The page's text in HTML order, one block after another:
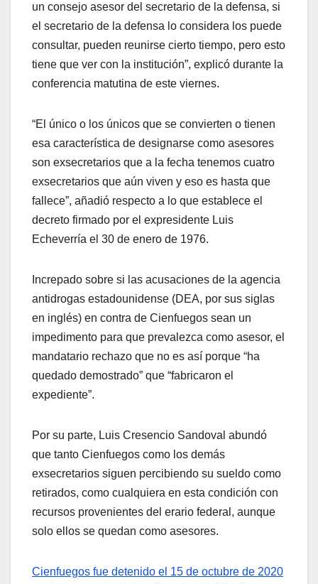
un consejo asesor del secretario de la defensa, si
el secretario de la defensa lo considera los puede
consultar, pueden reunirse cierto tiempo, pero esto
tiene que ver con la institución”, explicó durante la
conferencia matutina de este viernes.
“El único o los únicos que se convierten o tienen
esa característica de designarse como asesores
son exsecretarios que a la fecha tenemos cuatro
exsecretarios que aún viven y eso es hasta que
fallece”, añadió respecto a lo que establece el
decreto firmado por el expresidente Luis
Echeverría el 30 de enero de 1976.
Increpado sobre si las acusaciones de la agencia
antidrogas estadounidense (DEA, por sus siglas
en inglés) en contra de Cienfuegos sean un
impedimento para que prevalezca como asesor, el
mandatario rechazo que no es así porque “ha
quedado demostrado” que “fabricaron el
expediente”.
Por su parte, Luis Cresencio Sandoval abundó
que tanto Cienfuegos como los demás
exsecretarios siguen percibiendo su sueldo como
retirados, como cualquiera en esta condición con
recursos provenientes del erario federal, aunque
solo ellos se quedan como asesores.
Cienfuegos fue detenido el 15 de octubre de 2020